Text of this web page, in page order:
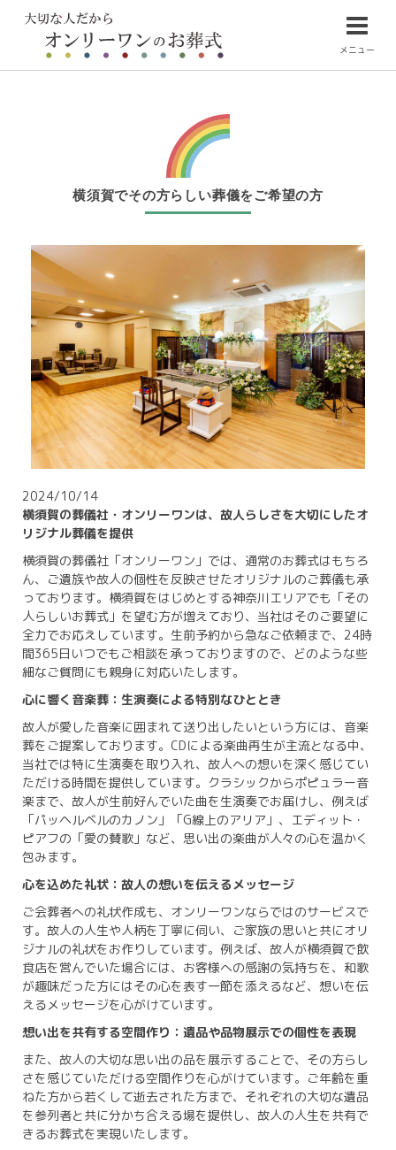
メニュー
横須賀でその方らしい葬儀をご希望の方
2024/10/14
横須賀の葬儀社・オンリーワンは、故人らしさを大切にしたオ
リジナル葬儀を提供
横須賀の葬儀社「オンリーワン」では、通常のお葬式はもちろ
ん、ご遺族や故人の個性を反映させたオリジナルのご葬儀も承
っております。横須賀をはじめとする神奈川エリアでも「その
人らしいお葬式」を望む方が増えており、当社はそのご要望に
全力でお応えしています。生前予約から急なご依頼まで、24時
間365日いつでもご相談を承っておりますので、どのような些
細なご質問にも親身に対応いたします。
心に響く音楽葬：生演奏による特別なひととき
故人が愛した音楽に囲まれて送り出したいという方には、音楽
葬をご提案しております。CDによる楽曲再生が主流となる中、
当社では特に生演奏を取り入れ、故人への想いを深く感じてい
ただける時間を提供しています。クラシックからポピュラー音
楽まで、故人が生前好んでいた曲を生演奏でお届けし、例えば
「パッヘルベルのカノン」「G線上のアリア」、エディット・
ピアフの「愛の賛歌」など、思い出の楽曲が人々の心を温かく
包みます。
心を込めた礼状：故人の想いを伝えるメッセージ
ご会葬者への礼状作成も、オンリーワンならではのサービスで
す。故人の人生や人柄を丁寧に伺い、ご家族の思いと共にオリ
ジナルの礼状をお作りしています。例えば、故人が横須賀で飲
食店を営んでいた場合には、お客様への感謝の気持ちを、和歌
が趣味だった方にはその心を表す一節を添えるなど、想いを伝
えるメッセージを心がけています。
想い出を共有する空間作り：遺品や品物展示での個性を表現
また、故人の大切な思い出の品を展示することで、その方らし
さを感じていただける空間作りを心がけています。ご年齢を重
ねた方から若くして逝去された方まで、それぞれの大切な遺品
を参列者と共に分かち合える場を提供し、故人の人生を共有で
きるお葬式を実現いたします。